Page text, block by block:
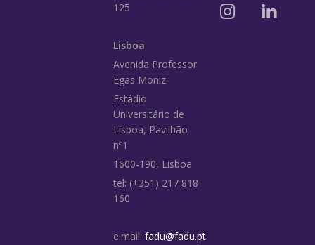
125
Lisboa
Avenida Professor
Egas Moniz
Estádio
Universitário de
Lisboa, Pavilhão
nº1
1600-190, Lisboa
tel: (+351) 217 818
160
e.mail: fadu@fadu.pt